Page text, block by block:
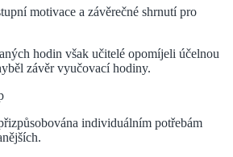
motivace a závěrečné shrnutí pro
hodin však učitelé opomíjeli účelnou
závěr vyučovací hodiny.
individuálním potřebám